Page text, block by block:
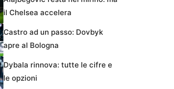
il Chelsea accelera
Castro ad un passo: Dovbyk
apre al Bologna
Dybala rinnova: tutte le cifre e
le opzioni